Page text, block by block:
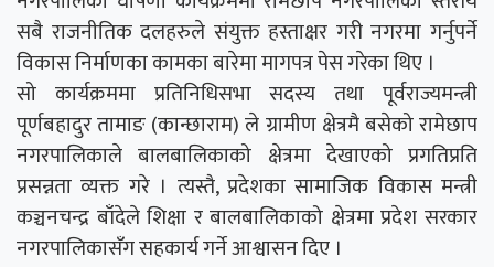
सबै राजनीतिक दलहरुले संयुक्त हस्ताक्षर गरी नगरमा गर्नुपर्ने
विकास निर्माणका कामका बारेमा मागपत्र पेस गरेका थिए ।
सो कार्यक्रममा प्रतिनिधिसभा सदस्य तथा पूर्वराज्यमन्त्री
पूर्णबहादुर तामाङ (कान्छाराम) ले ग्रामीण क्षेत्रमै बसेको रामेछाप
नगरपालिकाले बालबालिकाको क्षेत्रमा देखाएको प्रगतिप्रति
प्रसन्नता व्यक्त गरे । त्यस्तै, प्रदेशका सामाजिक विकास मन्त्री
कञ्चनचन्द्र बाँदेले शिक्षा र बालबालिकाको क्षेत्रमा प्रदेश सरकार
नगरपालिकासँग सहकार्य गर्ने आश्वासन दिए ।